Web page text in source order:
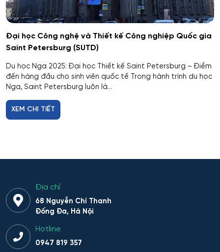
Dân tộc học
Dược
Dịch vụ
Giám sát thông minh
Giáo dục sư phạm
Giáo dục thể chất
Giáo dục và sư phạm
Đại học Công nghệ và Thiết kế Công nghiệp Quốc gia
Saint Petersburg (SUTD)
Du học Nga 2025: Đại học Thiết kế Saint Petersburg – Điểm
đến hàng đầu cho sinh viên quốc tế Trong hành trình du học
Nga, Saint Petersburg luôn là...
XEM CHI TIẾT
Địa chỉ
68 Nguyễn Chí Thanh
Đống Đa, Hà Nội
Hotline
0947 819 357